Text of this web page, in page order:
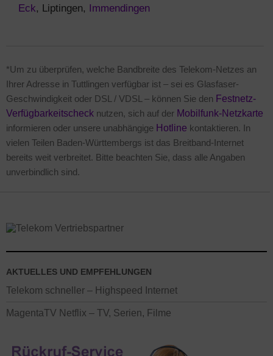
Eck, Liptingen, Immendingen
*Um zu überprüfen, welche Bandbreite des Telekom-Netzes an
Ihrer Adresse in Tuttlingen verfügbar ist – sei es Glasfaser-
Geschwindigkeit oder DSL / VDSL – können Sie den Festnetz-
Verfügbarkeitscheck nutzen, sich auf der Mobilfunk-Netzkarte
informieren oder unsere unabhängige Hotline kontaktieren. In
vielen Teilen Baden-Württembergs ist das Breitband-Internet
bereits weit verbreitet. Bitte beachten Sie, dass alle Angaben
unverbindlich sind.
AKTUELLES UND EMPFEHLUNGEN
Telekom schneller – Highspeed Internet
MagentaTV Netflix – TV, Serien, Filme